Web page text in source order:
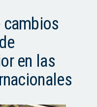
cambios
en las